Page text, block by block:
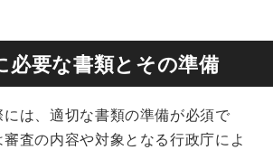
必要な書類とその準備
は、適切な書類の準備が必須で
査の内容や対象となる行政庁によ